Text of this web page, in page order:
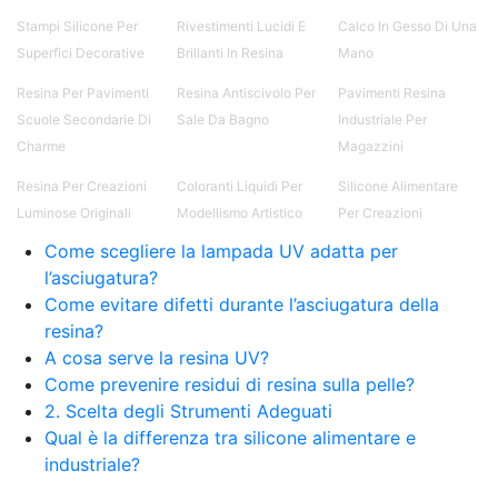
trasparente Pasta bicomponente per metalli
epossidico Colle bicomponenti Epossidica
significato Epossidico significato Polietilene telo
Smalto epossidico Colla epossidica legno Colla
epossidica per plastica Collanti epossidici Colla
bicomponente per plastica Cariche per Epossidici
Cariche Epossidiche Adesivo bicomponente
epossidico Colla bicomponente epossidica
Pavimento epossidico Acquista Glitter Epossidico
Applicazioni di Epossidici Colle epossidiche
Mastice epossidico Adesivo epossidico
bicomponente Malta epossidica Colla
bicomponente Pavimento epossidico pro e
contro Epossidica Colla epossidica plastica See
all articles →
Stampi Silicone Per
Superfici Decorative
Rivestimenti Lucidi E
Brillanti In Resina
Calco In Gesso Di Una
Mano
Resina Per Pavimenti
Scuole Secondarie Di
Charme
Resina Antiscivolo Per
Sale Da Bagno
Pavimenti Resina
Industriale Per
Magazzini
Resina Per Creazioni
Luminose Originali
Coloranti Liquidi Per
Modellismo Artistico
Silicone Alimentare
Per Creazioni
Come scegliere la lampada UV adatta per
l’asciugatura?
Come evitare difetti durante l’asciugatura della
resina?
A cosa serve la resina UV?
Come prevenire residui di resina sulla pelle?
2. Scelta degli Strumenti Adeguati
Qual è la differenza tra silicone alimentare e
industriale?